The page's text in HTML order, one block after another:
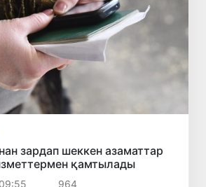
зардап шеккен азаматтар
қамтылады
964